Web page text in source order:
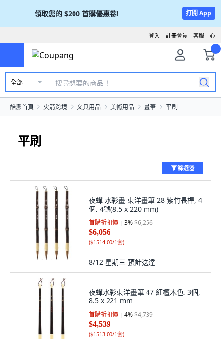
領取您的 $200 首購優惠卷! 打開 App
客服中心
註冊會員
登入
全部
酷澎首頁 火箭跨境 文具用品 美術用品 畫筆 平刷
平刷
篩選器
夜蟬 水彩畫 東洋畫筆 28 紫竹長桿, 4
個, 4號(8.5 x 220 mm)
首購折扣價 3%$6,256
$6,056
($1514.00/1套)
8/12 星期三 預計送達
夜蟬水彩東洋畫筆 47 紅檀木色, 3個,
8.5 x 221 mm
首購折扣價 4%$4,739
$4,539
($1513.00/1套)